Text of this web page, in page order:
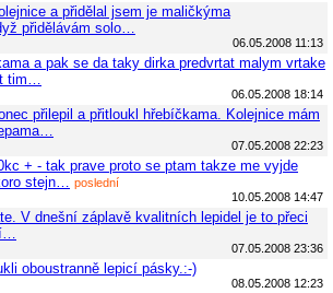
a přidělal jsem je maličkýma
přidělávám solo…
06.05.2008 11:13
a pak se da taky dirka predvrtat malym vrtake
tim…
06.05.2008 18:14
přilepil a přitloukl hřebíčkama. Kolejnice mám
07.05.2008 22:23
+ - tak prave proto se ptam takze me vyjde
stejn…
poslední
10.05.2008 14:47
V dnešní záplavě kvalitních lepidel je to přeci
07.05.2008 23:36
oboustranně lepicí pásky.:-)
08.05.2008 12:23